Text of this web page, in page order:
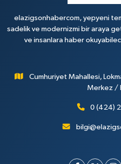
elazigsonhabercom, yepyeni
sadelik ve modernizmi bir araya
ve insanlara haber
Cumhuriyet Mahallesi,
Merkez /
0 (424)